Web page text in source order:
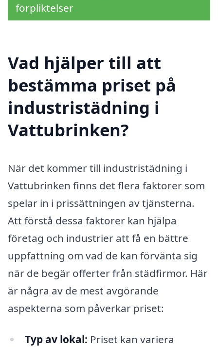
förpliktelser
Vad hjälper till att
bestämma priset på
industristädning i
Vattubrinken?
När det kommer till industristädning i
Vattubrinken finns det flera faktorer som
spelar in i prissättningen av tjänsterna.
Att förstå dessa faktorer kan hjälpa
företag och industrier att få en bättre
uppfattning om vad de kan förvänta sig
när de begär offerter från städfirmor. Här
är några av de mest avgörande
aspekterna som påverkar priset:
Typ av lokal: Priset kan variera